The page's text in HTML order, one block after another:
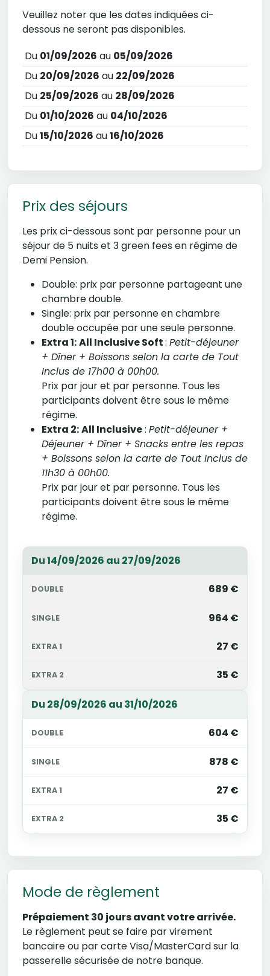
Veuillez noter que les dates indiquées ci-
dessous ne seront pas disponibles.
Du 01/09/2026 au 05/09/2026
Du 20/09/2026 au 22/09/2026
Du 25/09/2026 au 28/09/2026
Du 01/10/2026 au 04/10/2026
Du15/10/2026 au16/10/2026
Prix des séjours
Les prix ci-dessous sont par personne pour un
séjour de 5 nuits et 3 green fees en régime de
Demi Pension.
Double: prix par personne partageant une
chambre double.
Single: prix par personne en chambre
double occupée par une seule personne.
Extra 1:All Inclusive Soft: Petit-déjeuner
+ Dîner + Boissons selon la carte de Tout
Inclus de 17h00 à 00h00.
Prix par jour et par personne. Tous les
participants doivent être sous le même
régime.
Extra 2:All Inclusive: Petit-déjeuner +
Déjeuner + Dîner + Snacks entre les repas
+ Boissons selon la carte de Tout Inclus de
11h30 à 00h00.
Prix par jour et par personne. Tous les
participants doivent être sous le même
régime.
Du 14/09/2026 au 27/09/2026
689 €
964 €
27 €
35 €
Du 28/09/2026 au 31/10/2026
604 €
878 €
27 €
35 €
Mode de règlement
Prépaiement 30 jours avant votre arrivée.
Le règlement peut se faire par virement
bancaire ou par carte Visa/MasterCard sur la
passerelle sécurisée de notre banque.